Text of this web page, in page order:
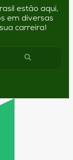
estão aqui,
em diversas
carreira!